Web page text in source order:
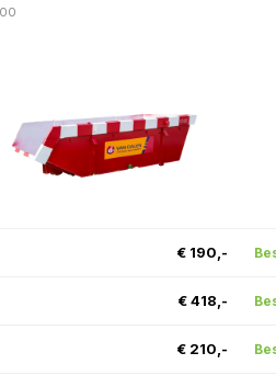
€ 190,-
€ 418,-
€ 210,-